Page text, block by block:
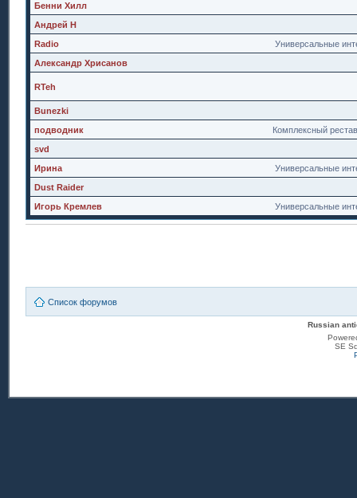
Бенни Хилл
Андрей Н
Универсальные
Radio
Александр Хрисанов
RTeh
Bunezki
Комплексный
подводник
svd
Универсальные
Ирина
Dust Raider
Универсальные
Игорь Кремлев
Список форумов
Russian
SE